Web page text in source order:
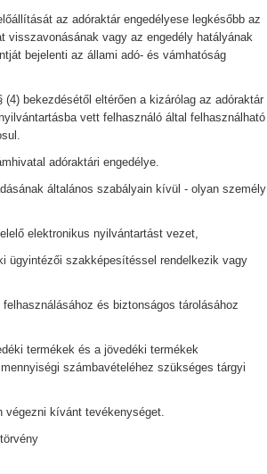
az adóraktár engedélyese legkésőbb az
visszavonásának vagy az engedély hatályának
bejelenti az állami adó- és vámhatóság
bekezdésétől eltérően a kizárólag az adóraktár
vett felhasználó által felhasználható
adóraktári engedélye.
általános szabályain kívül - olyan személy
elektronikus nyilvántartást vezet,
ügyintézői szakképesítéssel rendelkezik vagy
és biztonságos tárolásához
termékek és a jövedéki termékek
számbavételéhez szükséges tárgyi
végezni kívánt tevékenységet.